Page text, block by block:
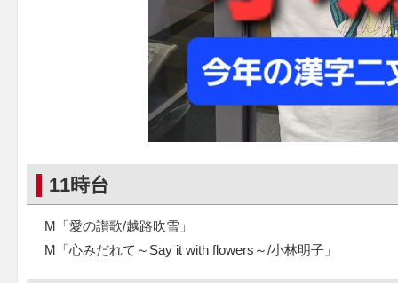
11時台
M「愛の讃歌/越路吹雪」
M「心みだれて～Say it with flowers～/小林明子」